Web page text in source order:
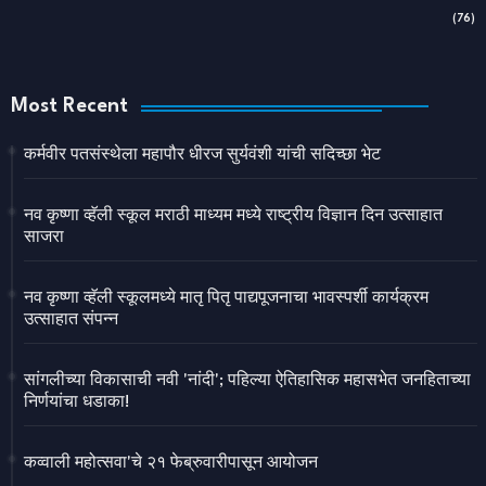
(76)
Most Recent
कर्मवीर पतसंस्थेला महापौर धीरज सुर्यवंशी यांची सदिच्छा भेट
नव कृष्णा व्हॅली स्कूल मराठी माध्यम मध्ये राष्ट्रीय विज्ञान दिन उत्साहात
साजरा
नव कृष्णा व्हॅली स्कूलमध्ये मातृ पितृ पाद्यपूजनाचा भावस्पर्शी कार्यक्रम
उत्साहात संपन्न
सांगलीच्या विकासाची नवी 'नांदी'; पहिल्या ऐतिहासिक महासभेत जनहिताच्या
निर्णयांचा धडाका!
कव्वाली महोत्सवा'चे २१ फेब्रुवारीपासून आयोजन